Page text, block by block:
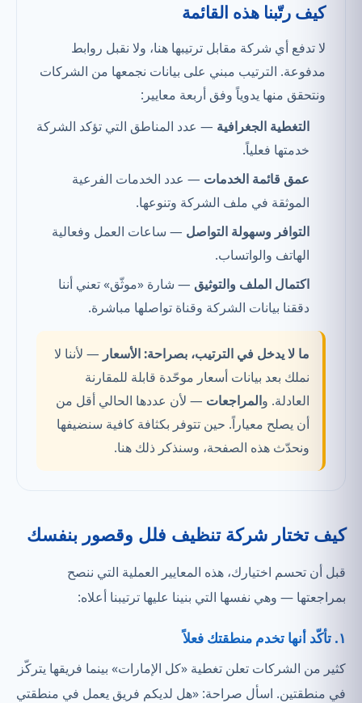
كيف رتّبنا هذه القائمة
لا تدفع أي شركة مقابل ترتيبها هنا، ولا نقبل روابط
مدفوعة. الترتيب مبني على بيانات نجمعها من الشركات
ونتحقق منها يدوياً وفق أربعة معايير:
التغطية الجغرافية — عدد المناطق التي تؤكد الشركة
خدمتها فعلياً.
عمق قائمة الخدمات — عدد الخدمات الفرعية
الموثقة في ملف الشركة وتنوعها.
التوافر وسهولة التواصل — ساعات العمل وفعالية
الهاتف والواتساب.
اكتمال الملف والتوثيق — شارة «موثّق» تعني أننا
دققنا بيانات الشركة وقناة تواصلها مباشرة.
ما لا يدخل في الترتيب، بصراحة: الأسعار — لأننا لا
نملك بعد بيانات أسعار موحّدة قابلة للمقارنة
العادلة. والمراجعات — لأن عددها الحالي أقل من
أن يصلح معياراً. حين تتوفر بكثافة كافية سنضيفها
ونحدّث هذه الصفحة، وسنذكر ذلك هنا.
كيف تختار شركة تنظيف فلل وقصور بنفسك
قبل أن تحسم اختيارك، هذه المعايير العملية التي ننصح
بمراجعتها — وهي نفسها التي بنينا عليها ترتيبنا أعلاه:
١. تأكّد أنها تخدم منطقتك فعلاً
كثير من الشركات تعلن تغطية «كل الإمارات» بينما فريقها يتركّز
في منطقتين. اسأل صراحة: «هل لديكم فريق يعمل في منطقتي